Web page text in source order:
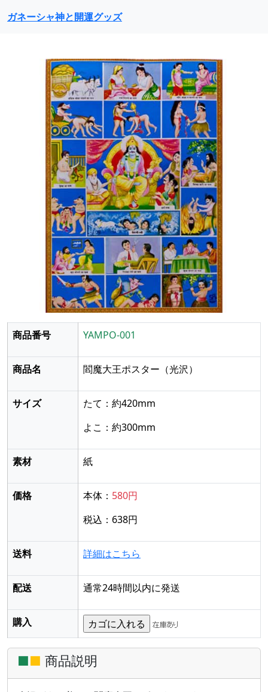
ガネーシャ神と開運グッズ
前に戻る
商品番号 YAMPO-001
商品名 閻魔大王ポスター （光沢）
サイズ
たて：約420mm
よこ：約300mm
素材 紙
価格 本体： 580円
税込：638円
送料 詳細はこちら
配送 通常24時間以内に発送
購入
■■ 商品説明